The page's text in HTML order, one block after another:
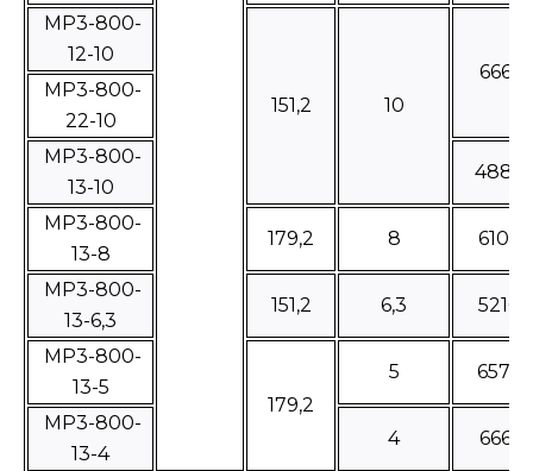
МР3-800-
12-10
151,2 10
66610
МР3-800-
22-10
МР3-800-
13-10
МР3-800-
13-8
179,2 8 61060
МР3-800-
13-6,3
151,2 6,3 52160
МР3-800-
13-5
179,2
5 65725
МР3-800-
13-4
4 66610